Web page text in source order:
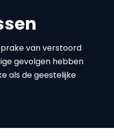
van verstoord
gevolgen hebben
als de geestelijke